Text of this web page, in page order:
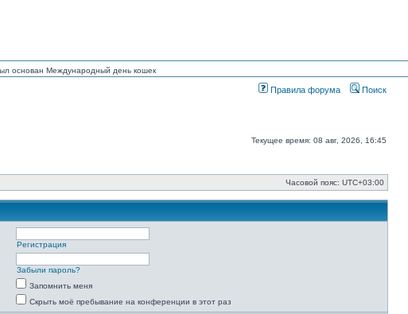
основан Международный день кошек
Правила форума Поиск
Текущее время: 08 авг, 2026, 16:45
Часовой пояс: UTC+03:00
Регистрация
Забыли пароль?
Запомнить меня
Скрыть моё пребывание на конференции в этот раз